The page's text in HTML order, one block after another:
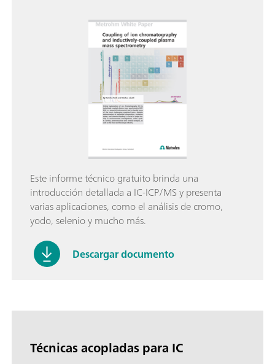
Este informe técnico gratuito brinda una
introducción detallada a IC-ICP/MS y presenta
varias aplicaciones, como el análisis de cromo,
yodo, selenio y mucho más.
Descargar documento
Técnicas acopladas para IC